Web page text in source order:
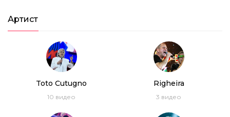
Артист
Toto Cutugno
10 видео
Righeira
3 видео